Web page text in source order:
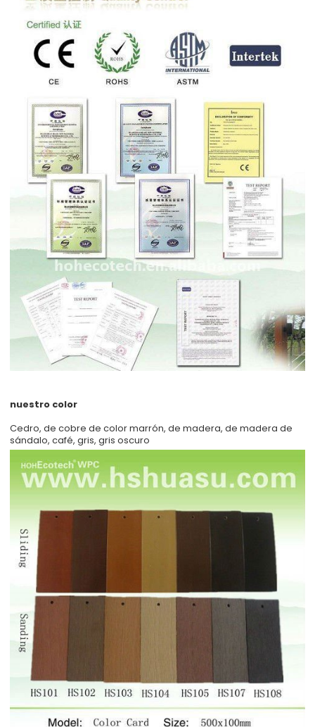
nuestro color
Cedro, de cobre de color marrón, de madera, de madera de
sándalo, café, gris, gris oscuro